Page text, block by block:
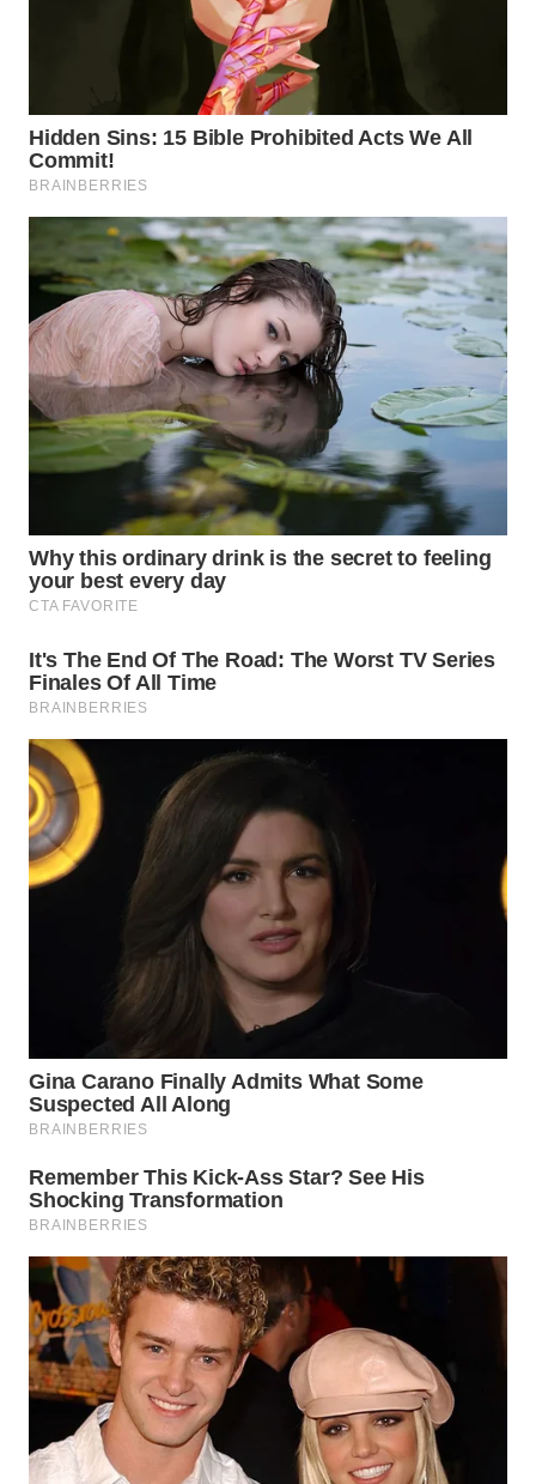
WN
KARO
WN
SIMALUNGUN
WN
LABUHANBATU
TAPANULI
TENGAH
SERDANG
WN
TINGGI
PAKPAK
WN
KARAWANG
WN
DEPOK
WN
TAPANULI
UTARA
WN
SAMOSIR
WN
PADANG
LAWAS